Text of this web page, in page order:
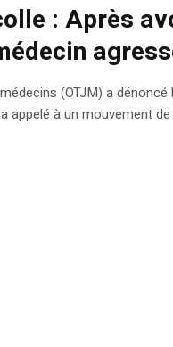
: Après
(OTJM) a
appelé à un mouvement